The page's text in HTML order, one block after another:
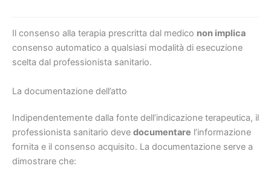
Il consenso alla terapia prescritta dal medico non implica
consenso automatico a qualsiasi modalità di esecuzione
scelta dal professionista sanitario.
La documentazione dell’atto
Indipendentemente dalla fonte dell’indicazione terapeutica, il
professionista sanitario deve documentare l’informazione
fornita e il consenso acquisito. La documentazione serve a
dimostrare che: